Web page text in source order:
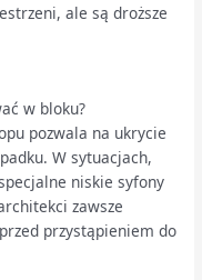
ale są droższe
w bloku?
pozwala na ukrycie
W sytuacjach,
niskie syfony
zawsze
przystąpieniem do